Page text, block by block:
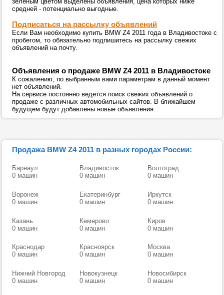
средней - потенциально выгодные.
Подписаться на рассылку объявлений
Если Вам необходимо купить BMW Z4 2011 года в Владивостоке с
пробегом, то обязательно подпишитесь на рассылку свежих
объявлений на почту.
Объявления о продаже BMW Z4 2011 в Владивостоке
К сожалению, по выбранным вами параметрам в данный момент
нет объявлений.
На сервисе постоянно ведется поиск свежих объявлений о
продаже с различных автомобильных сайтов. В ближайшем
будущем будут добавлены новые объявления.
Продажа BMW Z4 2011 в разных городах России:
Барнаул
0 машин
Владивосток
0 машин
Волгоград
0 машин
Воронеж
0 машин
Екатеринбург
0 машин
Иркутск
0 машин
Казань
0 машин
Кемерово
0 машин
Киров
0 машин
Краснодар
0 машин
Красноярск
0 машин
Москва
0 машин
Нижний Новгород
0 машин
Новокузнецк
0 машин
Новосибирск
0 машин